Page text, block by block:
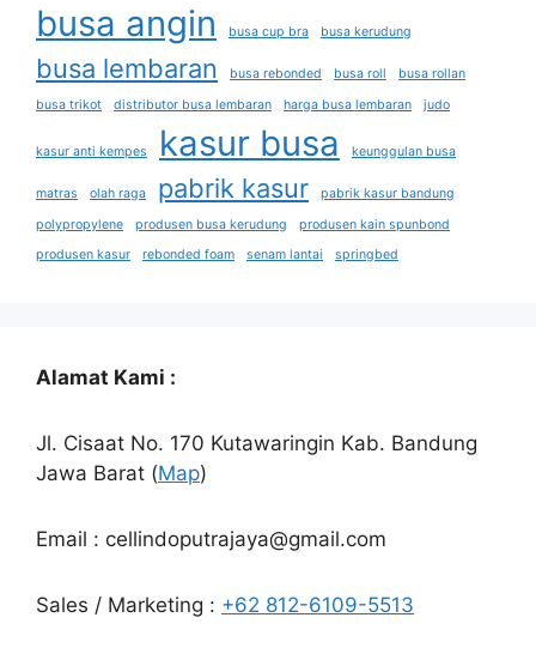
busa angin busa cup bra busa kerudung
busa lembaran busa rebonded busa roll
busa rollan
busa trikot
distributor busa lembaran harga busa lembaran judo
kasur anti kempes kasur busa keunggulan busa
matras olah raga pabrik kasur
pabrik kasur bandung
polypropylene
produsen busa kerudung
produsen kain spunbond
produsen kasur
rebonded foam senam lantai springbed
Alamat Kami :
Jl. Cisaat No. 170 Kutawaringin Kab. Bandung
Jawa Barat (Map)
Email : cellindoputrajaya@gmail.com
Sales / Marketing : +62 812-6109-5513